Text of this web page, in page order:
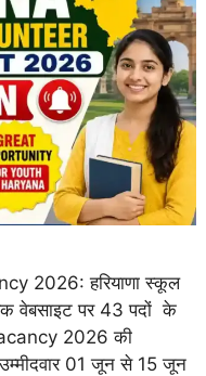
2026: हरियाणा स्कूल
वेबसाइट पर 43 पदों के
2026 की
01 जून से 15 जून